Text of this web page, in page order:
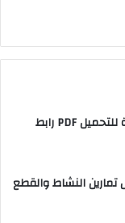
ملزمة فيزياء الرابع علمي 2022 نسخة pdf جاهزة للتحميل PDF رابط
تمارين النشاط والقطع